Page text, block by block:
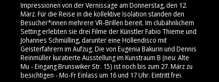
Impressionen von der Vernissage am Donnerstag, den 12.
März. Für die Reise in die kollektive Isolation standen den
Besucher*innen mehrere VR-Brillen bereit. Im clubähnlichem
Setting erlebten sie drei Filme der Künstler Fabio Thieme und
Johannes Schmülling, darunter eine Höllendisco mit
Geisterfahrern im Aufzug. Die von Eugenia Bakurin und Dennis
Reinmüller kuratierte Ausstellung im Kunstraum B (neu: Alte
Mu - Eingang Brunswiker Str. 15) ist noch bis zum 27. März zu
besichtigen - Mo-Fr Einlass um 16 und 17 Uhr. Eintritt frei.